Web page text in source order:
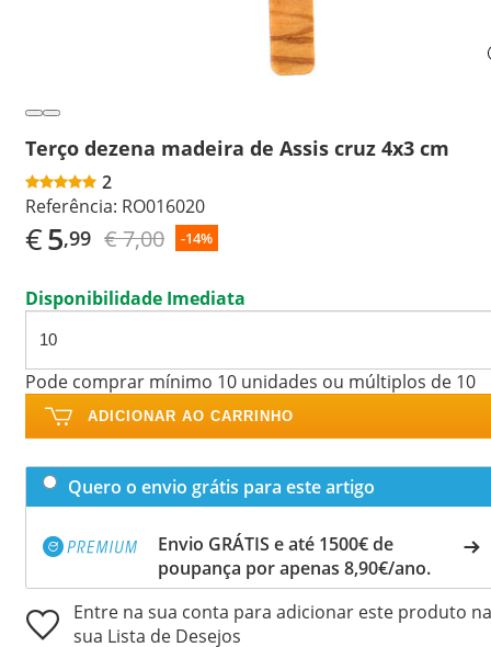
Terço dezena madeira de Assis cruz 4x3 cm
2
Referência: RO016020
€5,99 € 7,00 -14%
Disponibilidade Imediata
Pode comprar mínimo 10 unidades ou múltiplos de 10
ADICIONAR AO CARRINHO
Quero o envio grátis para este artigo
Envio GRÁTIS e até 1500€ de
poupança por apenas 8,90€/ano.
Entre na sua conta para adicionar este produto na
sua Lista de Desejos